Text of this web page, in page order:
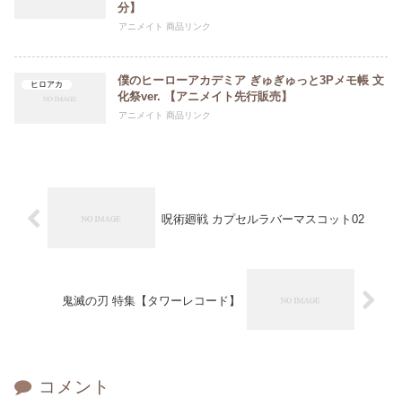
分】
アニメイト 商品リンク
ヒロアカ
僕のヒーローアカデミア ぎゅぎゅっと3Pメモ帳 文
化祭ver. 【アニメイト先行販売】
アニメイト 商品リンク
呪術廻戦 カプセルラバーマスコット02
鬼滅の刃 特集【タワーレコード】
コメント